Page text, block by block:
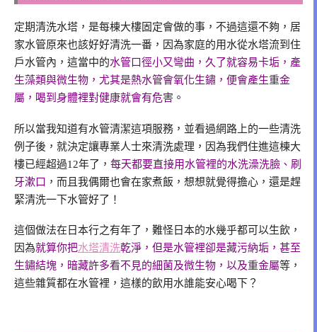
定期清洗水塔，是每棟大樓固定會做的事，不過這還不夠，居
家水管原來也該好好清洗一番，因為家庭的用水從水塔流到住
戶水管內，這當中的水管口徑小又彎曲，久了就容易卡垢，產
生藻類與微生物，尤其是熱水管會氧化生鏽，便會產生重金
屬，喝到身體裡對健康就會有危害 。
所以當我知道有水管清潔這項服務，並看過網路上的一些清洗
例子後，就決定讓專業人士來清洗處理，因為我們住進這棟大
樓已經超過12年了， 每天都要直接用水管裡的水洗澡洗臉、刷
牙漱口 ，而且我偶爾也會在家煮飯，想想就覺得擔心，還是趕
緊清洗一下水管好了！
這個做法在日本行之有年了，難怪日本的水幾乎都可以生飲，
因為就算你把水塔清洗乾淨，但是水管裡卻是藏污納垢，甚至
生鏽結塊，暗藏許多看不見的細菌及微生物，以及重金屬等，
這些雜質都在水管裡，這樣的飲用水誰能安心喝下？